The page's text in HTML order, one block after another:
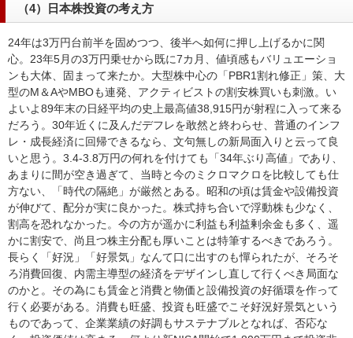
（4）日本株投資の考え方
24年は3万円台前半を固めつつ、後半へ如何に押し上げるかに関
心。23年5月の3万円乗せから既に7カ月、値頃感もバリュエーショ
ンも大体、固まって来たか。大型株中心の「PBR1割れ修正」策、大
型のM＆AやMBOも連発、アクティビストの割安株買いも刺激。い
よいよ89年末の日経平均の史上最高値38,915円が射程に入って来る
だろう。30年近くに及んだデフレを敢然と終わらせ、普通のインフ
レ・成長経済に回帰できるなら、文句無しの新局面入りと云って良
いと思う。3.4-3.8万円の何れを付けても「34年ぶり高値」であり、
あまりに間が空き過ぎて、当時と今のミクロマクロを比較しても仕
方ない、「時代の隔絶」が厳然とある。昭和の頃は賃金や設備投資
が伸びて、配分が実に良かった。株式持ち合いで浮動株も少なく、
割高を恐れなかった。今の方が遥かに利益も利益剰余金も多く、遥
かに割安で、尚且つ株主分配も厚いことは特筆するべきであろう。
長らく「好況」「好景気」なんて口に出すのも憚られたが、そろそ
ろ消費回復、内需主導型の経済をデザインし直して行くべき局面な
のかと。その為にも賃金と消費と物価と設備投資の好循環を作って
行く必要がある。消費も旺盛、投資も旺盛でこそ好況好景気という
ものであって、企業業績の好調もサステナブルとなれば、否応な